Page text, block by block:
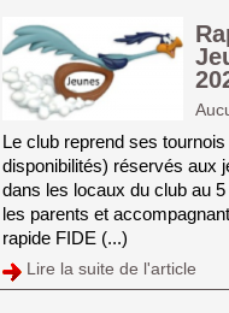
Le club reprend ses
disponibilités) réservés aux
dans les locaux du club au
les parents et
rapide FIDE (...)
Lire la suite de l'article